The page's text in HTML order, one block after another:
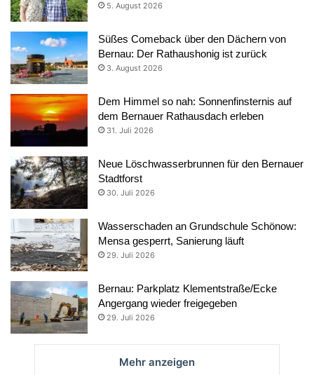
5. August 2026
Süßes Comeback über den Dächern von
Bernau: Der Rathaushonig ist zurück
3. August 2026
Dem Himmel so nah: Sonnenfinsternis auf
dem Bernauer Rathausdach erleben
31. Juli 2026
Neue Löschwasserbrunnen für den Bernauer
Stadtforst
30. Juli 2026
Wasserschaden an Grundschule Schönow:
Mensa gesperrt, Sanierung läuft
29. Juli 2026
Bernau: Parkplatz Klementstraße/Ecke
Angergang wieder freigegeben
29. Juli 2026
Mehr anzeigen